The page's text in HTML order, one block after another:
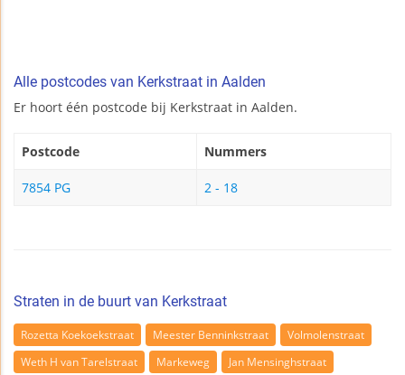
Alle postcodes van Kerkstraat in Aalden
Er hoort één postcode bij Kerkstraat in Aalden.
Postcode Nummers
7854 PG 2 - 18
Straten in de buurt van Kerkstraat
Rozetta Koekoekstraat Meester Benninkstraat
Volmolenstraat
Weth H van Tarelstraat
Markeweg
Jan Mensinghstraat